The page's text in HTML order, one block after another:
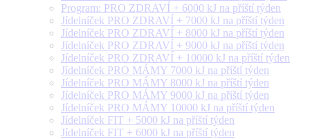
Program: PRO ZDRAVÍ + 6000 kJ na příští týden
Jídelníček PRO ZDRAVÍ + 7000 kJ na příští týden
Jídelníček PRO ZDRAVÍ + 8000 kJ na příští týden
Jídelníček PRO ZDRAVÍ + 9000 kJ na příští týden
Jídelníček PRO ZDRAVÍ + 10000 kJ na příští týden
Jídelníček PRO MÁMY 7000 kJ na příští týden
Jídelníček PRO MÁMY 8000 kJ na příští týden
Jídelníček PRO MÁMY 9000 kJ na příští týden
Jídelníček PRO MÁMY 10000 kJ na příští týden
Jídelníček FIT + 5000 kJ na příští týden
Jídelníček FIT + 6000 kJ na příští týden